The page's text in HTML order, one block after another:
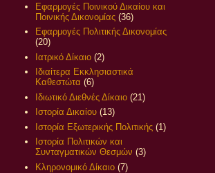
Εφαρμογές Ποινικού Δικαίου και
Ποινικής Δικονομίας (36)
Εφαρμογές Πολιτικής Δικονομίας
(20)
Ιατρικό Δίκαιο (2)
Ιδιαίτερα Εκκλησιαστικά
Καθεστώτα (6)
Ιδιωτικό Διεθνές Δίκαιο (21)
Ιστορία Δικαίου (13)
Ιστορία Εξωτερικής Πολιτικής (1)
Ιστορία Πολιτικών και
Συνταγματικών Θεσμών (3)
Κληρονομικό Δίκαιο (7)